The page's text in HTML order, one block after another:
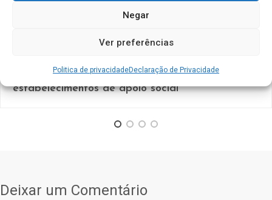
Negar
Ver preferências
Politica de privacidadeDeclaração de Privacidade
Governo “simplifica” licenciamento de
estabelecimentos de apoio social
Deixar um Comentário